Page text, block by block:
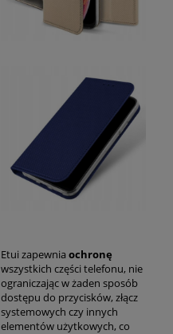
Etui zapewnia ochronę
wszystkich części telefonu, nie
ograniczając w żaden sposób
dostępu do przycisków, złącz
systemowych czy innych
elementów użytkowych, co